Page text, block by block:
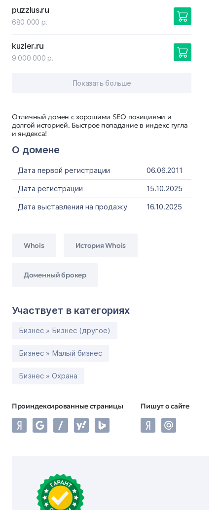
Отличный домен с хорошими SEO позициями и
долгой историей. Быстрое попадание в индекс гугла
и яндекса!
О домене
Дата первой регистрации
06.06.2011
Дата регистрации
15.10.2025
Дата выставления на продажу
16.10.2025
Whois История Whois
Доменный брокер
Участвует в категориях
Бизнес » Бизнес (другое)
Бизнес » Малый бизнес
Бизнес » Охрана
Проиндексированные страницы Пишут о сайте
puzzlus.ru
680 000 р.
kuzler.ru
9 000 000 р.
Показать больше